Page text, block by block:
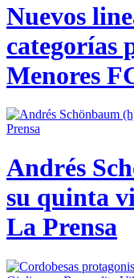
Nuevos
categorías
Menores
Andrés
su quinta
La Prensa